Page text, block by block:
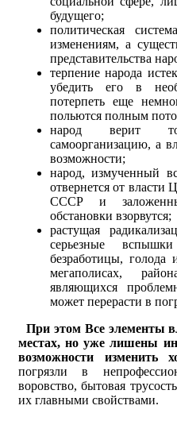
будущего;
политическая
изменениям, а
представительства
терпение народа
убедить его в
потерпеть еще
польются полным
народ верит
самоорганизацию, а
возможности;
народ, измученный
отвернется от власти
СССР и
обстановки взорвутся;
растущая
серьезные
безработицы,
мегаполисах,
являющихся
может перерасти в
При этом Все элементы
местах, но уже лишены
возможности изменить
погрязли в
воровство, бытовая
их главными свойствами.